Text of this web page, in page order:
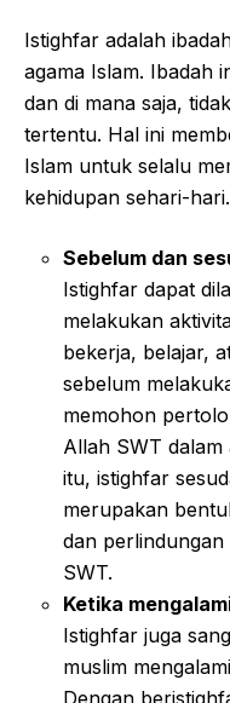
Istighfar adalah
agama Islam. Ibadah
dan di mana saja,
tertentu. Hal ini
Islam untuk selalu
kehidupan sehari-hari.
Sebelum dan
Istighfar dapat
melakukan
bekerja, belajar,
sebelum
memohon
Allah SWT
itu, istighfar
merupakan
dan
SWT.
Ketika
Istighfar juga
muslim